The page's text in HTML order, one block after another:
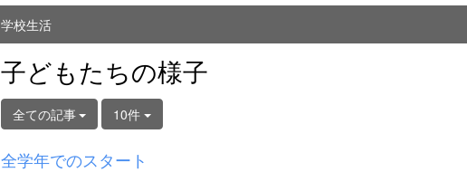
学校生活
子どもたちの様子
全ての記事 10件
全学年でのスタート